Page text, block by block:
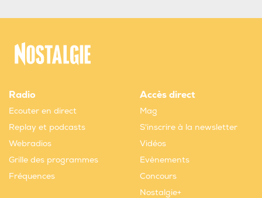
Radio
Ecouter en direct
Replay et podcasts
Webradios
Grille des programmes
Fréquences
Accès direct
Mag
S'inscrire à la newsletter
Vidéos
Evènements
Concours
Nostalgie+